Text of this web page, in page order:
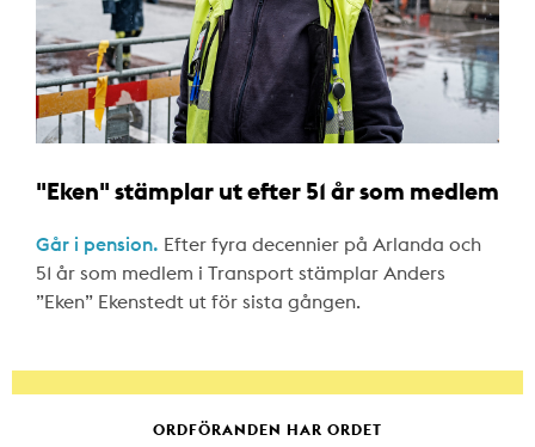
"Eken" stämplar ut efter 51 år som medlem
Går i pension. Efter fyra decennier på Arlanda och
51 år som medlem i Transport stämplar Anders
”Eken” Ekenstedt ut för sista gången.
ORDFÖRANDEN HAR ORDET